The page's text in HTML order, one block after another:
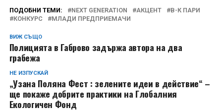
ПОДОБНИ ТЕМИ: NEXT GENERATION АКЦЕНТ
В-К ПАРИ
КОНКУРС
МЛАДИ ПРЕДПРИЕМАЧИ
ВИЖ СЪЩО
Полицията в Габрово задържа автора на два
грабежа
НЕ ИЗПУСКАЙ
„Узана Поляна Фест : зелените идеи в действие“ –
ще покаже добрите практики на Глобалния
Екологичен Фонд